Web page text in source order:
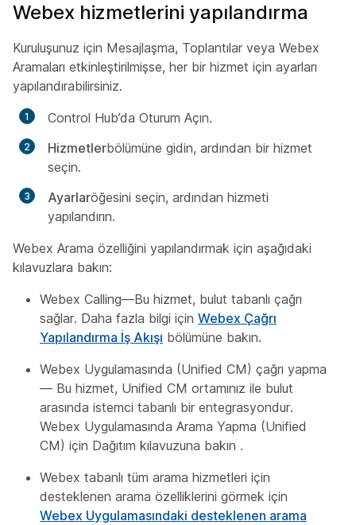
Webex hizmetlerini yapılandırma
Kuruluşunuz için Mesajlaşma, Toplantılar veya Webex
Aramaları etkinleştirilmişse, her bir hizmet için ayarları
yapılandırabilirsiniz.
Control Hub’da Oturum Açın.
Hizmetlerbölümüne gidin, ardından bir hizmet
seçin.
Ayarlaröğesini seçin, ardından hizmeti
yapılandırın.
Webex Arama özelliğini yapılandırmak için aşağıdaki
kılavuzlara bakın:
Webex Calling—Bu hizmet, bulut tabanlı çağrı
sağlar. Daha fazla bilgi için Webex Çağrı
Yapılandırma İş Akışı bölümüne bakın.
Webex Uygulamasında (Unified CM) çağrı yapma
— Bu hizmet, Unified CM ortamınız ile bulut
arasında istemci tabanlı bir entegrasyondur.
Webex Uygulamasında Arama Yapma (Unified
CM) için Dağıtım kılavuzuna bakın .
Webex tabanlı tüm arama hizmetleri için
desteklenen arama özelliklerini görmek için
Webex Uygulamasındaki desteklenen arama